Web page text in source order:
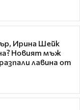
Ирина Шейк
Новият мъж
лавина от